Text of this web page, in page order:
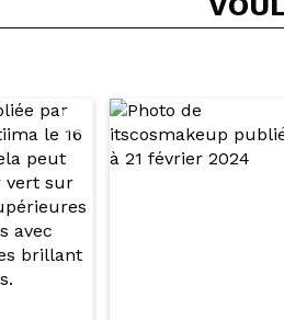
Recommandez-